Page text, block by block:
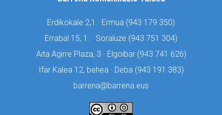
Erdikokale 2,1 · Ermua (943 179 350)
Errabal 15, 1. · Soraluze (943 751 304)
Aita Agirre Plaza, 3 · Elgoibar (943 741 626)
Ifar Kalea 12, behea · Deba (943 191 383)
barrena@barrena.eus